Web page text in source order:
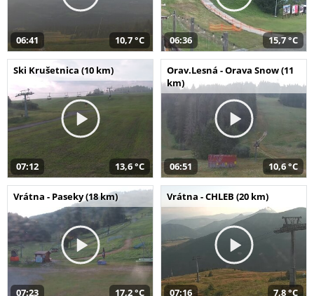
06:41 10,7 °C 06:36 15,7 °C
Ski Krušetnica (10 km)
07:12 13,6 °C
Orav.Lesná - Orava Snow (11
km)
06:51 10,6 °C
Vrátna - Paseky (18 km)
07:23 17,2 °C
Vrátna - CHLEB (20 km)
07:16 7,8 °C